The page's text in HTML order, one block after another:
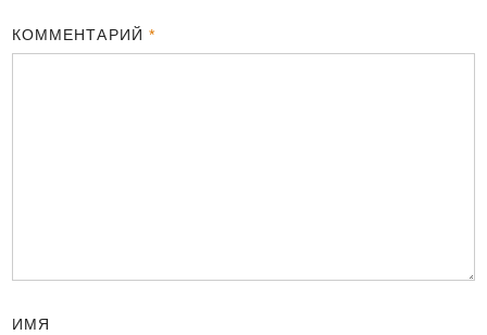
КОММЕНТАРИЙ *
ИМЯ